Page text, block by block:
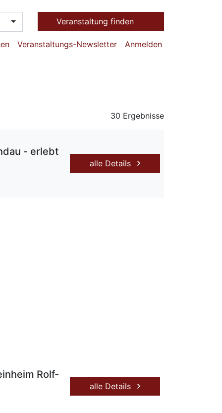
Veranstaltung finden
Veranstaltungs-Newsletter Anmelden
30 Ergebnisse
- erlebt
alle Details
Rolf-
alle Details